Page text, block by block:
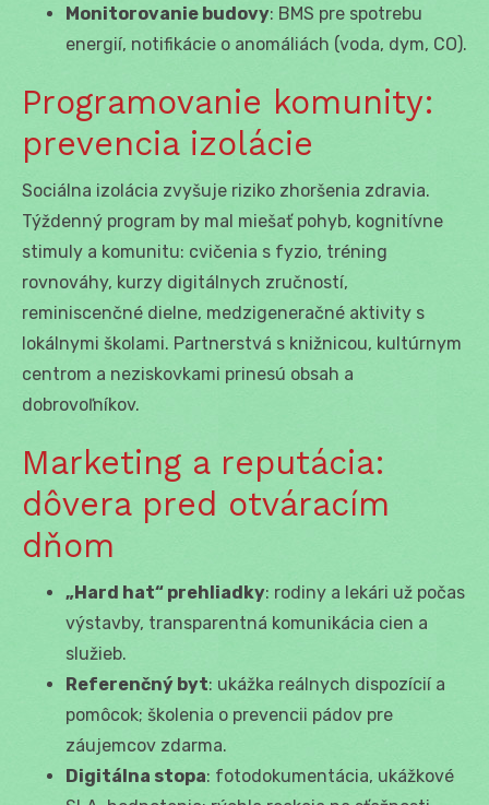
Monitorovanie budovy: BMS pre spotrebu
energií, notifikácie o anomáliách (voda, dym, CO).
Programovanie komunity:
prevencia izolácie
Sociálna izolácia zvyšuje riziko zhoršenia zdravia.
Týždenný program by mal miešať pohyb, kognitívne
stimuly a komunitu: cvičenia s fyzio, tréning
rovnováhy, kurzy digitálnych zručností,
reminiscenčné dielne, medzigeneračné aktivity s
lokálnymi školami. Partnerstvá s knižnicou, kultúrnym
centrom a neziskovkami prinesú obsah a
dobrovoľníkov.
Marketing a reputácia:
dôvera pred otváracím
dňom
„Hard hat“ prehliadky: rodiny a lekári už počas
výstavby, transparentná komunikácia cien a
služieb.
Referenčný byt: ukážka reálnych dispozícií a
pomôcok; školenia o prevencii pádov pre
záujemcov zdarma.
Digitálna stopa: fotodokumentácia, ukážkové